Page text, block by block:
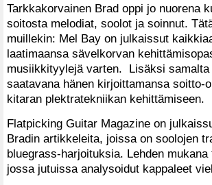
Tarkkakorvainen Brad oppi jo nuorena
soitosta melodiat, soolot ja soinnut.
muillekin: Mel Bay on julkaissut
laatimaansa sävelkorvan
musiikkityylejä varten. Lisäksi samalta
saatavana hänen kirjoittamansa soitto-
kitaran plektratekniikan kehittämiseen.
Flatpicking Guitar Magazine on
Bradin artikkeleita, joissa on soolojen
bluegrass-harjoituksia. Lehden
jossa jutuissa analysoidut kappaleet